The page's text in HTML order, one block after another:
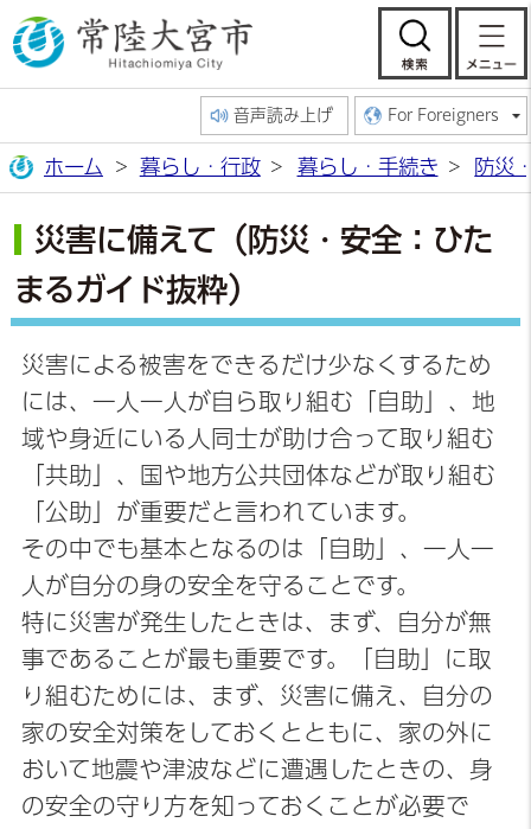
常陸大宮市公
検
音声読み上げ For Foreigners
ホーム 暮らし・行政 暮らし・手続き 防災
災害に備えて（防災・安全：ひた
まるガイド抜粋）
災害による被害をできるだけ少なくするため
には、一人一人が自ら取り組む「自助」、地
域や身近にいる人同士が助け合って取り組む
「共助」、国や地方公共団体などが取り組む
「公助」が重要だと言われています。
その中でも基本となるのは「自助」、一人一
人が自分の身の安全を守ることです。
特に災害が発生したときは、まず、自分が無
事であることが最も重要です。「自助」に取
り組むためには、まず、災害に備え、自分の
家の安全対策をしておくとともに、家の外に
おいて地震や津波などに遭遇したときの、身
の安全の守り方を知っておくことが必要で